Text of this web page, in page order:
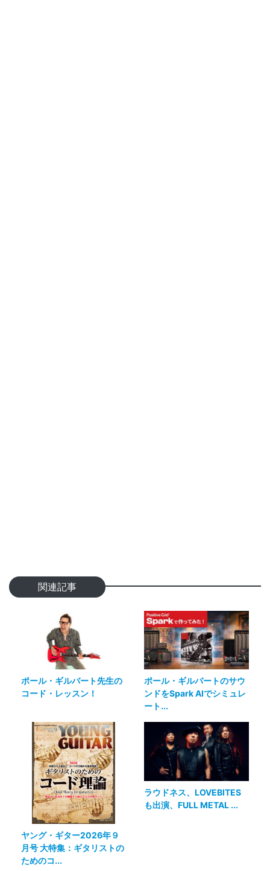
関連記事
ポール・ギルバート先生の
コード・レッスン！
ポール・ギルバートのサウ
ンドをSpark AIでシミュレ
ート...
ヤング・ギター2026年９
月号 大特集：ギタリストの
ためのコ...
ラウドネス、LOVEBITES
も出演、FULL METAL ...